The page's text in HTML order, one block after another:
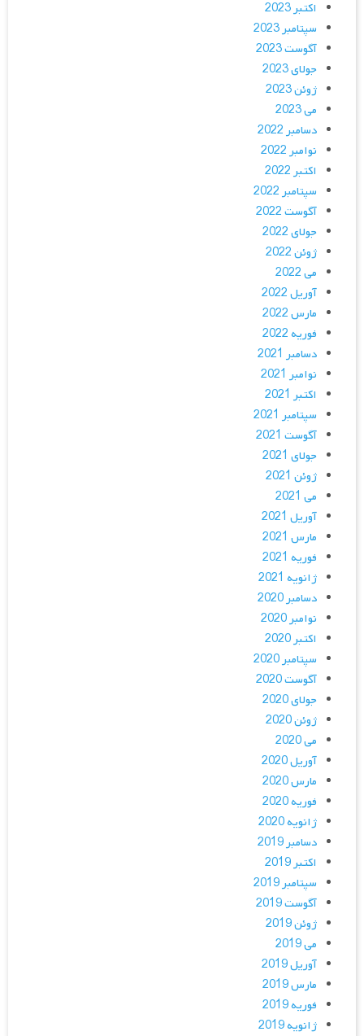
اکتبر 2023
سپتامبر 2023
آگوست 2023
جولای 2023
ژوئن 2023
می 2023
دسامبر 2022
نوامبر 2022
اکتبر 2022
سپتامبر 2022
آگوست 2022
جولای 2022
ژوئن 2022
می 2022
آوریل 2022
مارس 2022
فوریه 2022
دسامبر 2021
نوامبر 2021
اکتبر 2021
سپتامبر 2021
آگوست 2021
جولای 2021
ژوئن 2021
می 2021
آوریل 2021
مارس 2021
فوریه 2021
ژانویه 2021
دسامبر 2020
نوامبر 2020
اکتبر 2020
سپتامبر 2020
آگوست 2020
جولای 2020
ژوئن 2020
می 2020
آوریل 2020
مارس 2020
فوریه 2020
ژانویه 2020
دسامبر 2019
اکتبر 2019
سپتامبر 2019
آگوست 2019
ژوئن 2019
می 2019
آوریل 2019
مارس 2019
فوریه 2019
ژانویه 2019